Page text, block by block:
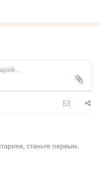
станьте первым.